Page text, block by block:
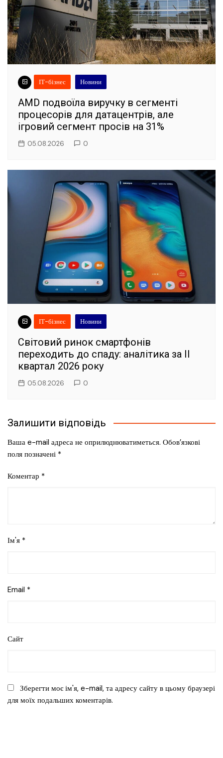
ІТ-бізнес Новини
AMD подвоїла виручку в сегменті
процесорів для датацентрів, але
ігровий сегмент просів на 31%
05.08.2026 0
ІТ-бізнес Новини
Світовий ринок смартфонів
переходить до спаду: аналітика за II
квартал 2026 року
05.08.2026 0
Залишити відповідь
Ваша e-mail адреса не оприлюднюватиметься. Обов’язкові
поля позначені *
Коментар *
Ім'я *
Email *
Сайт
Зберегти моє ім'я, e-mail, та адресу сайту в цьому браузері
для моїх подальших коментарів.